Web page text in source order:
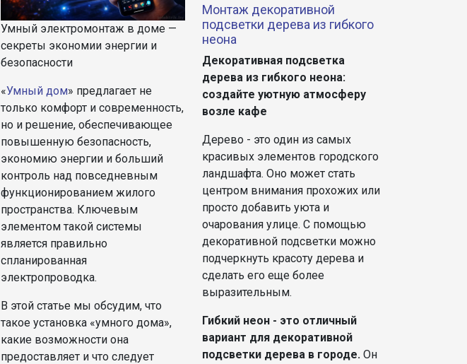
Умный электромонтаж в доме —
секреты экономии энергии и
безопасности
«Умный дом» предлагает не
только комфорт и современность,
но и решение, обеспечивающее
повышенную безопасность,
экономию энергии и больший
контроль над повседневным
функционированием жилого
пространства. Ключевым
элементом такой системы
является правильно
спланированная
электропроводка.
В этой статье мы обсудим, что
такое установка «умного дома»,
какие возможности она
предоставляет и что следует
Монтаж декоративной
подсветки дерева из гибкого
неона
Декоративная подсветка
дерева из гибкого неона:
создайте уютную атмосферу
возле кафе
Дерево - это один из самых
красивых элементов городского
ландшафта. Оно может стать
центром внимания прохожих или
просто добавить уюта и
очарования улице. С помощью
декоративной подсветки можно
подчеркнуть красоту дерева и
сделать его еще более
выразительным.
Гибкий неон - это отличный
вариант для декоративной
подсветки дерева в городе. Он